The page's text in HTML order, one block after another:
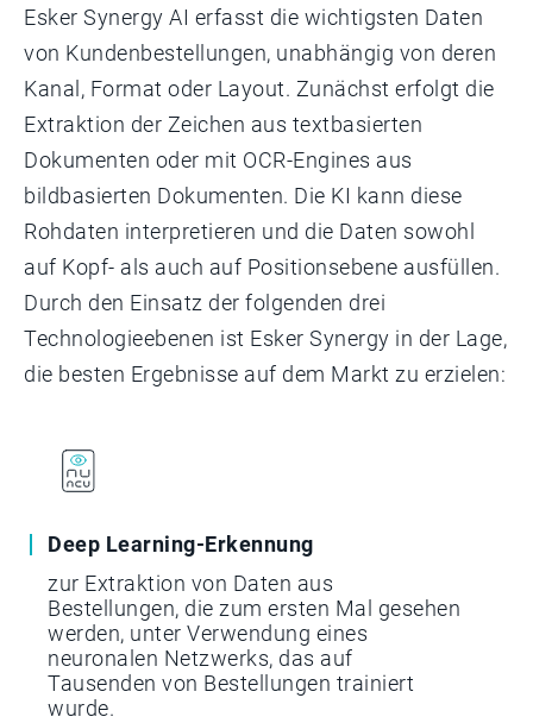
Esker Synergy AI erfasst die wichtigsten Daten
von Kundenbestellungen, unabhängig von deren
Kanal, Format oder Layout. Zunächst erfolgt die
Extraktion der Zeichen aus textbasierten
Dokumenten oder mit OCR-Engines aus
bildbasierten Dokumenten. Die KI kann diese
Rohdaten interpretieren und die Daten sowohl
auf Kopf- als auch auf Positionsebene ausfüllen.
Durch den Einsatz der folgenden drei
Technologieebenen ist Esker Synergy in der Lage,
die besten Ergebnisse auf dem Markt zu erzielen:
Deep Learning-Erkennung
zur Extraktion von Daten aus
Bestellungen, die zum ersten Mal gesehen
werden, unter Verwendung eines
neuronalen Netzwerks, das auf
Tausenden von Bestellungen trainiert
wurde.